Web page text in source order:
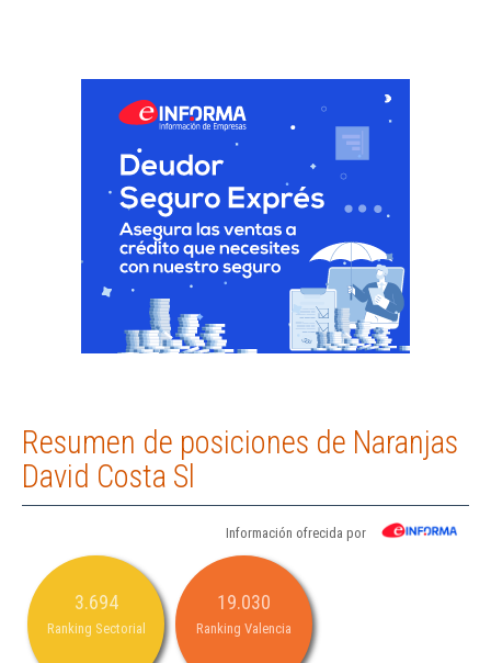
Resumen de posiciones de Naranjas
David Costa Sl
Información ofrecida por
3.694
Ranking Sectorial
19.030
Ranking Valencia